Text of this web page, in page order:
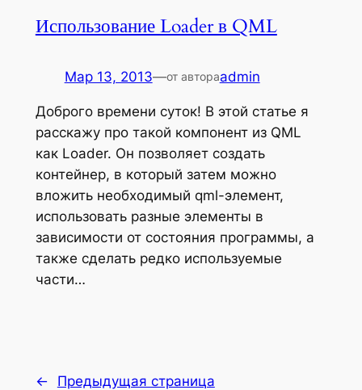
Использование Loader в QML
Мар 13, 2013—от автораadmin
Доброго времени суток! В этой статье я
расскажу про такой компонент из QML
как Loader. Он позволяет создать
контейнер, в который затем можно
вложить необходимый qml-элемент,
использовать разные элементы в
зависимости от состояния программы, а
также сделать редко используемые
части…
←
Предыдущая страница